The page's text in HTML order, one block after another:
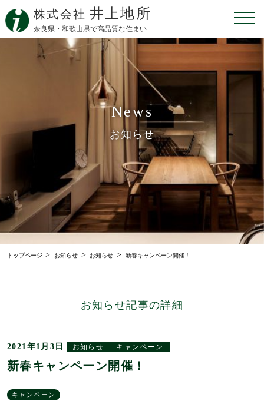
株式会社 井上地所
奈良県・和歌山県で高品質な住まい
News
お知らせ
トップページ >お知らせ >お知らせ > 新春キャンペーン開催！
お知らせ記事の詳細
2021年1月3日 お知らせ キャンペーン
新春キャンペーン開催！
キャンペーン